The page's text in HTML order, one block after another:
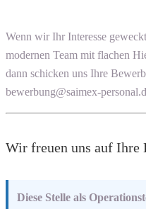
Wenn wir Ihr Interesse
modernen Team mit flachen
dann schicken uns Ihre
bewerbung@saimex-
Wir freuen uns auf Ihre
Diese Stelle als